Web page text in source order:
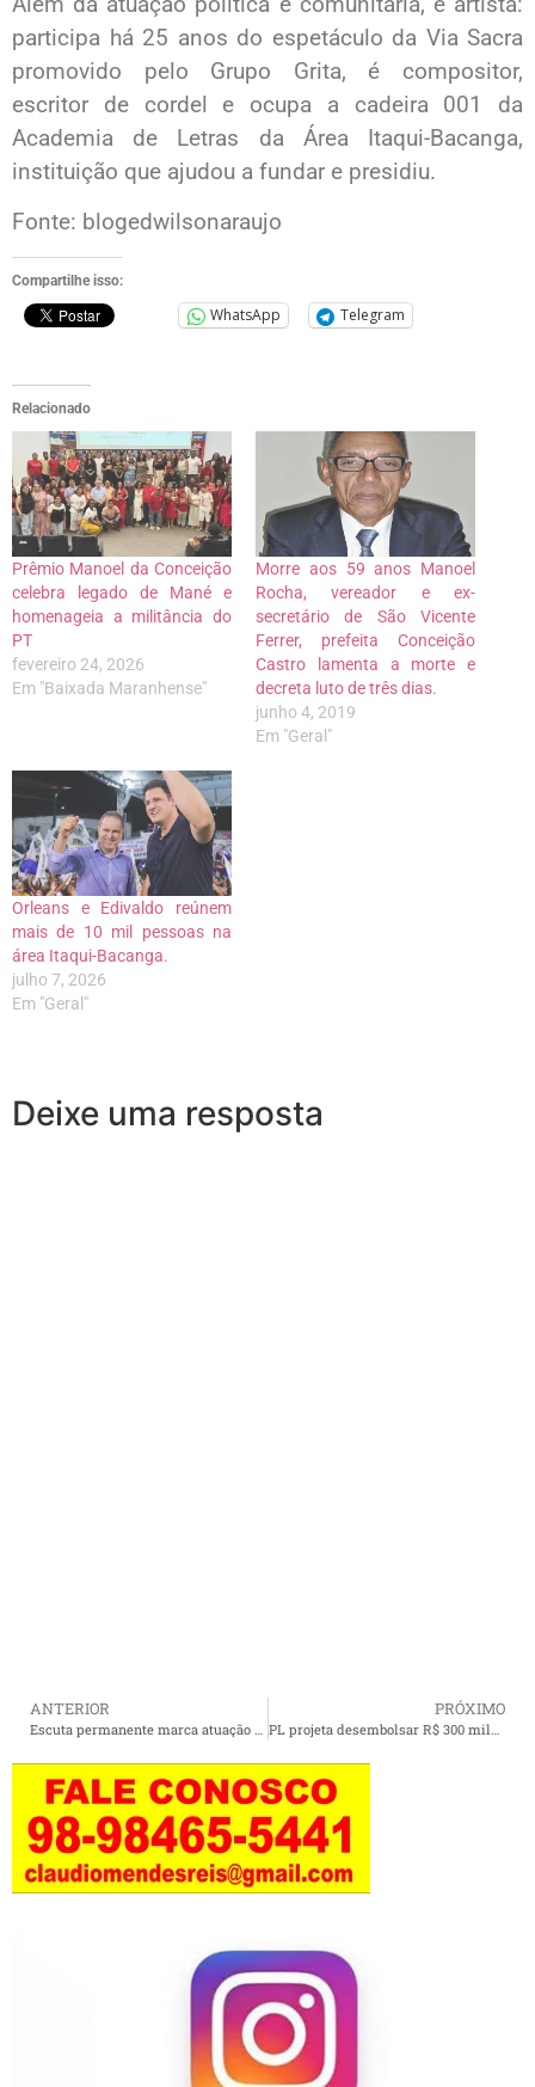
participa há 25 anos do espetáculo da Via Sacra
promovido pelo Grupo Grita, é compositor,
escritor de cordel e ocupa a cadeira 001 da
Academia de Letras da Área Itaqui-Bacanga,
instituição que ajudou a fundar e presidiu.
Fonte: blogedwilsonaraujo
Compartilhe isso:
WhatsApp Telegram
Relacionado
Prêmio Manoel da Conceição
celebra legado de Mané e
homenageia a militância do
PT
fevereiro 24, 2026
Em "Baixada Maranhense"
Morre aos 59 anos Manoel
Rocha, vereador e ex-
secretário de São Vicente
Ferrer, prefeita Conceição
Castro lamenta a morte e
decreta luto de três dias.
junho 4, 2019
Em "Geral"
Orleans e Edivaldo reúnem
mais de 10 mil pessoas na
área Itaqui-Bacanga.
julho 7, 2026
Em "Geral"
Deixe uma resposta
ANTERIOR
Escuta permanente marca atuação de Orleans Brandão junto às mães atípicas no Maranhão.
PRÓXIMO
PL projeta desembolsar R$ 300 milhões na pré-campanha e na campanha de Flávio Bolsonaro